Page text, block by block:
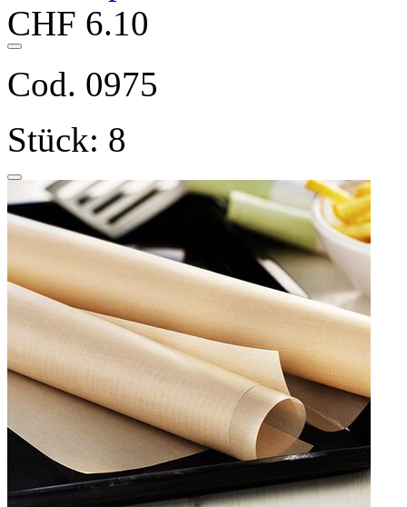
CHF 6.10
Cod. 0975
Stück: 8